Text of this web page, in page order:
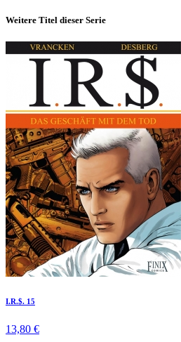
Weitere Titel dieser Serie
I.R.$. 15
13,80 €